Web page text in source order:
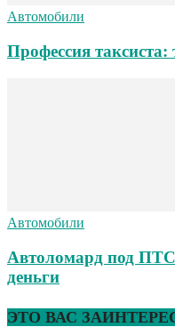
Автомобили
Профессия
Автомобили
Автоломард под
деньги
ЭТО ВАС